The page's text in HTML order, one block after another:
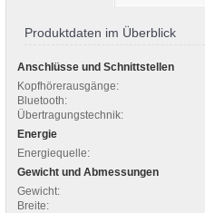
Produktdaten im Überblick
Anschlüsse und Schnittstellen
Kopfhörerausgänge:
Bluetooth:
Übertragungstechnik:
Energie
Energiequelle:
Gewicht und Abmessungen
Gewicht:
Breite: